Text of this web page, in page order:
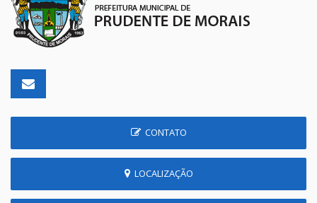
CONTATO
LOCALIZAÇÃO